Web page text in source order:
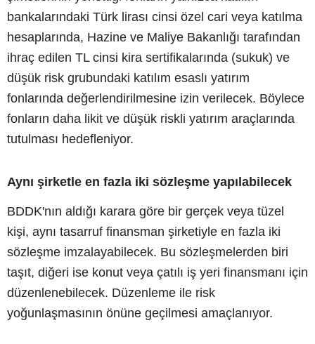
bankalarındaki Türk lirası cinsi özel cari veya katılma
hesaplarında, Hazine ve Maliye Bakanlığı tarafından
ihraç edilen TL cinsi kira sertifikalarında (sukuk) ve
düşük risk grubundaki katılım esaslı yatırım
fonlarında değerlendirilmesine izin verilecek. Böylece
fonların daha likit ve düşük riskli yatırım araçlarında
tutulması hedefleniyor.
Aynı şirketle en fazla iki sözleşme yapılabilecek
BDDK'nın aldığı karara göre bir gerçek veya tüzel
kişi, aynı tasarruf finansman şirketiyle en fazla iki
sözleşme imzalayabilecek. Bu sözleşmelerden biri
taşıt, diğeri ise konut veya çatılı iş yeri finansmanı için
düzenlenebilecek. Düzenleme ile risk
yoğunlaşmasının önüne geçilmesi amaçlanıyor.